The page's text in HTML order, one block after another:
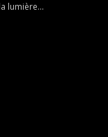
lumière...